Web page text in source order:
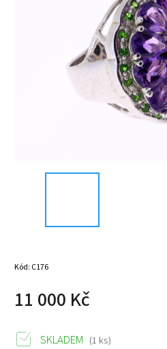
Kód: C176
11 000 Kč
SKLADEM (1 ks)